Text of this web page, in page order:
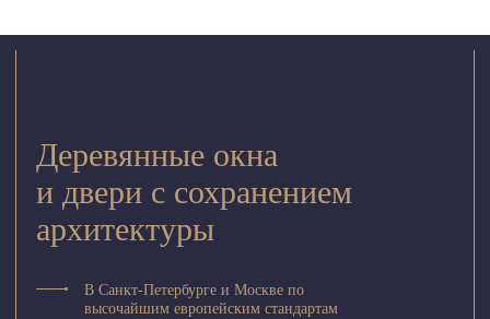
Деревянные окна
и двери с сохранением
архитектуры
В Санкт-Петербурге и Москве по
высочайшим европейским стандартам